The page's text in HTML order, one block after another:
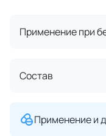
Применение при
Состав
Применение и